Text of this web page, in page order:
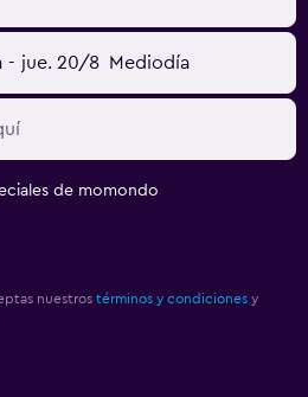
- jue. 20/8 Mediodía
de momondo
nuestros términos y condiciones y